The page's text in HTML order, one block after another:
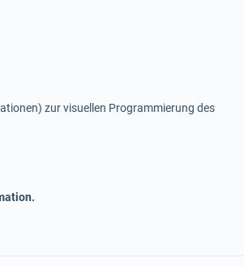
zur visuellen Programmierung des